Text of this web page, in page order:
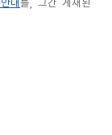
내 를, 그간 게재된